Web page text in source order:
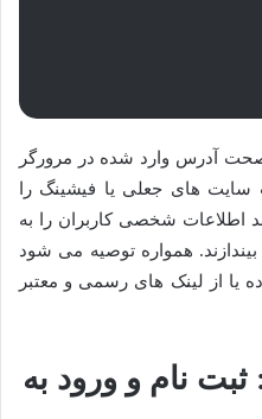
صحت آدرس وارد شده در مرورگر
سایت های جعلی یا فیشینگ را
اطلاعات شخصی کاربران را به
همواره توصیه می شود
یا از لینک های رسمی و معتبر
ثبت نام و ورود به